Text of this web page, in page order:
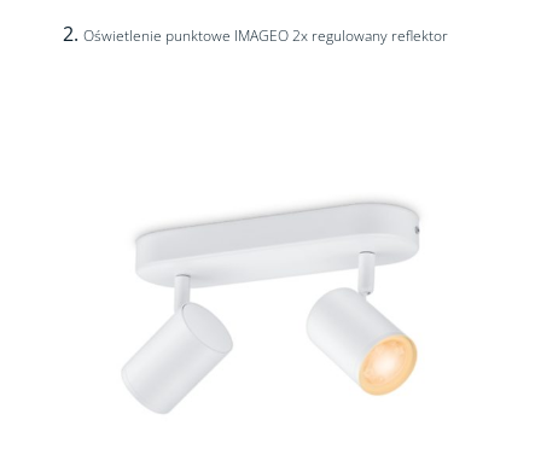
Oświetlenie punktowe IMAGEO 2x regulowany reflektor